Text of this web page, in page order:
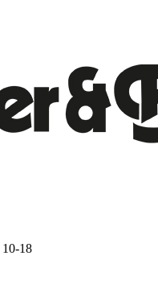
10-18